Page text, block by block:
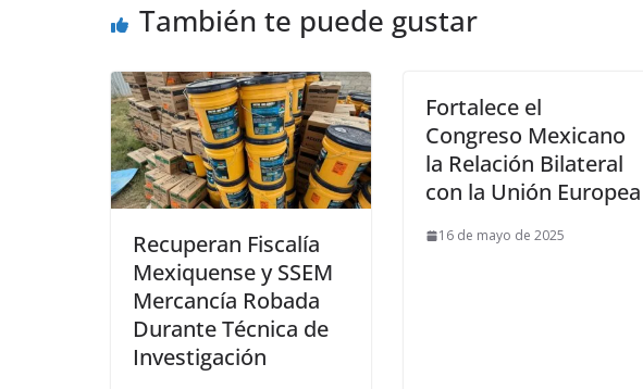
También te puede gustar
Recuperan Fiscalía
Mexiquense y SSEM
Mercancía Robada
Durante Técnica de
Investigación
Fortalece el
Congreso Mexicano
la Relación Bilateral
con la Unión Europea
16 de mayo de 2025